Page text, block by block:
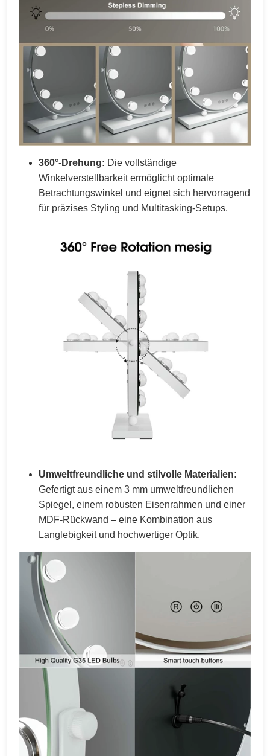
360°-Drehung: Die vollständige
Winkelverstellbarkeit ermöglicht optimale
Betrachtungswinkel und eignet sich hervorragend
für präzises Styling und Multitasking-Setups.
Umweltfreundliche und stilvolle Materialien:
Gefertigt aus einem 3 mm umweltfreundlichen
Spiegel, einem robusten Eisenrahmen und einer
MDF-Rückwand – eine Kombination aus
Langlebigkeit und hochwertiger Optik.